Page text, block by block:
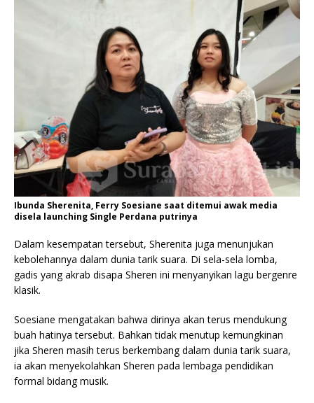
Ibunda Sherenita, Ferry Soesiane saat ditemui awak media
disela launching Single Perdana putrinya
Dalam kesempatan tersebut, Sherenita juga menunjukan
kebolehannya dalam dunia tarik suara. Di sela-sela lomba,
gadis yang akrab disapa Sheren ini menyanyikan lagu bergenre
klasik.
Soesiane mengatakan bahwa dirinya akan terus mendukung
buah hatinya tersebut. Bahkan tidak menutup kemungkinan
jika Sheren masih terus berkembang dalam dunia tarik suara,
ia akan menyekolahkan Sheren pada lembaga pendidikan
formal bidang musik.